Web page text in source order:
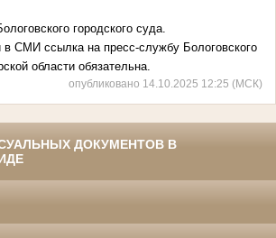
городского суда.
в СМИ ссылка на пресс-службу Бологовского
области обязательна.
опубликовано 14.10.2025 12:25 (МСК)
ДОКУМЕНТОВ В